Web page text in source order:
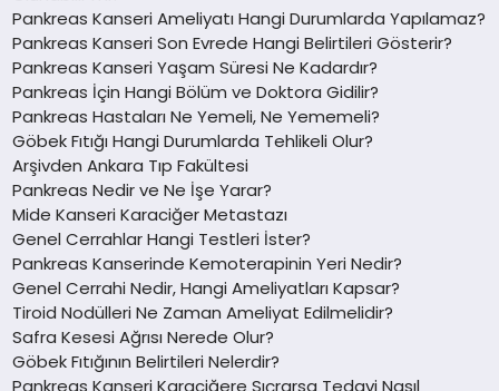
Pankreas Kanseri Ameliyatı Hangi Durumlarda Yapılamaz?
Pankreas Kanseri Son Evrede Hangi Belirtileri Gösterir?
Pankreas Kanseri Yaşam Süresi Ne Kadardır?
Pankreas İçin Hangi Bölüm ve Doktora Gidilir?
Pankreas Hastaları Ne Yemeli, Ne Yememeli?
Göbek Fıtığı Hangi Durumlarda Tehlikeli Olur?
Arşivden Ankara Tıp Fakültesi
Pankreas Nedir ve Ne İşe Yarar?
Mide Kanseri Karaciğer Metastazı
Genel Cerrahlar Hangi Testleri İster?
Pankreas Kanserinde Kemoterapinin Yeri Nedir?
Genel Cerrahi Nedir, Hangi Ameliyatları Kapsar?
Tiroid Nodülleri Ne Zaman Ameliyat Edilmelidir?
Safra Kesesi Ağrısı Nerede Olur?
Göbek Fıtığının Belirtileri Nelerdir?
Pankreas Kanseri Karaciğere Sıçrarsa Tedavi Nasıl